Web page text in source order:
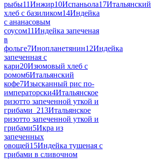
рыбы11Инжир10Испаньола17Итальянский
хлеб с базиликом14Индейка
с ананасовым
соусом11Индейка запеченая
в
фольге7Инопланетянин12Индейка
запеченная с
кари20Изюмовый хлеб с
ромом6Итальянский
кофе7Изысканный рис по-
императорски4Итальянское
ризотто запеченной уткой и
грибами_213Итальянское
ризотто запеченной уткой и
грибами5Икра из
запеченных
овощей15Индейка тушеная с
грибами в сливочном